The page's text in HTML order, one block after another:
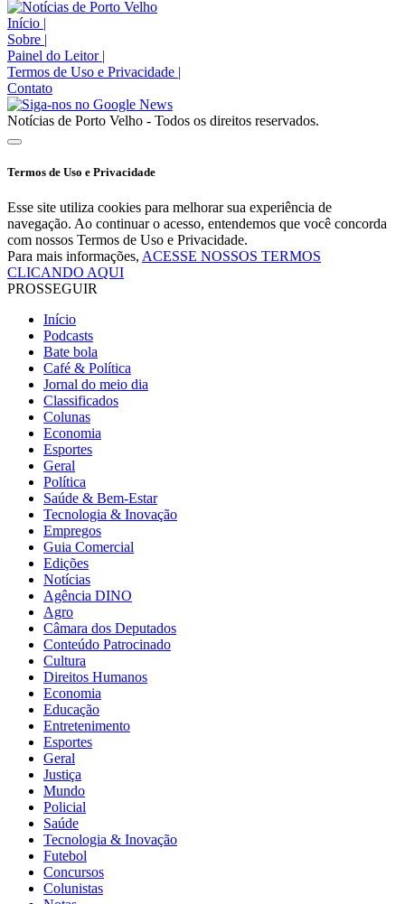
Início |
Sobre |
Painel do Leitor |
Termos de Uso e Privacidade |
Contato
Notícias de Porto Velho - Todos os direitos reservados.
Termos de Uso e Privacidade
Esse site utiliza cookies para melhorar sua experiência de
navegação. Ao continuar o acesso, entendemos que você concorda
com nossos Termos de Uso e Privacidade.
Para mais informações, ACESSE NOSSOS TERMOS
CLICANDO AQUI
PROSSEGUIR
Início
Podcasts
Bate bola
Café & Política
Jornal do meio dia
Classificados
Colunas
Economia
Esportes
Geral
Política
Saúde & Bem-Estar
Tecnologia & Inovação
Empregos
Guia Comercial
Edições
Notícias
Agência DINO
Agro
Câmara dos Deputados
Conteúdo Patrocinado
Cultura
Direitos Humanos
Economia
Educação
Entretenimento
Esportes
Geral
Justiça
Mundo
Policial
Saúde
Tecnologia & Inovação
Futebol
Concursos
Colunistas